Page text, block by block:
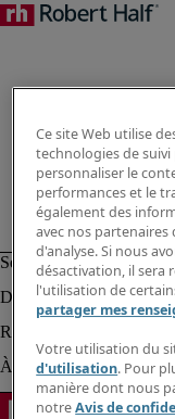
Ce site Web utilise
technologies de
personnaliser le
performances et le
également des
avec nos partenaires
d'analyse. Si nous
désactivation, il sera
l'utilisation de
partager mes
Votre utilisation du
d'utilisation. Pour
manière dont nous
notreAvis de